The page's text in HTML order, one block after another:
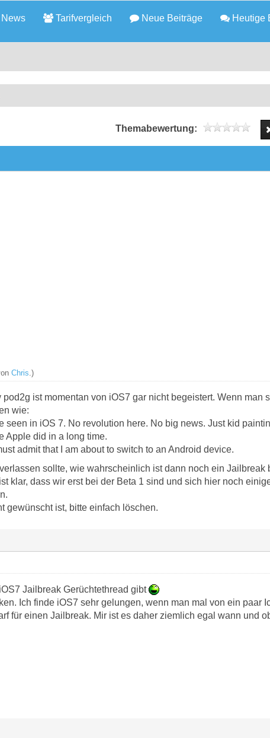
News Tarifvergleich Neue Beiträge Heutige
Themabewertung:
Chris .)
ist momentan von iOS7 gar nicht begeistert. Wenn man
wie:
seen in iOS 7. No revolution here. No big news. Just kid
Apple did in a long time.
admit that I am about to switch to an Android device.
sollte, wie wahrscheinlich ist dann noch ein Jailbreak
klar, dass wir erst bei der Beta 1 sind und sich hier noch
gewünscht ist, bitte einfach löschen.
Jailbreak Gerüchtethread gibt
Ich finde iOS7 sehr gelungen, wenn man mal von ein paar
für einen Jailbreak. Mir ist es daher ziemlich egal wann und